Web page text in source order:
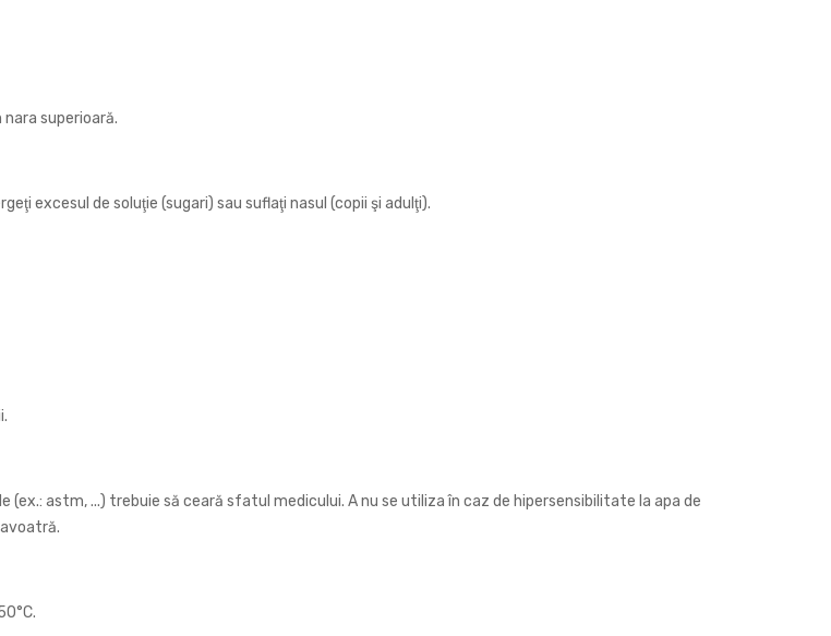
superioară.
excesul de soluţie (sugari) sau suflaţi nasul (copii şi adulţi).
astm, ...) trebuie să ceară sfatul medicului. A nu se utiliza în caz de hipersensibilitate la apa de